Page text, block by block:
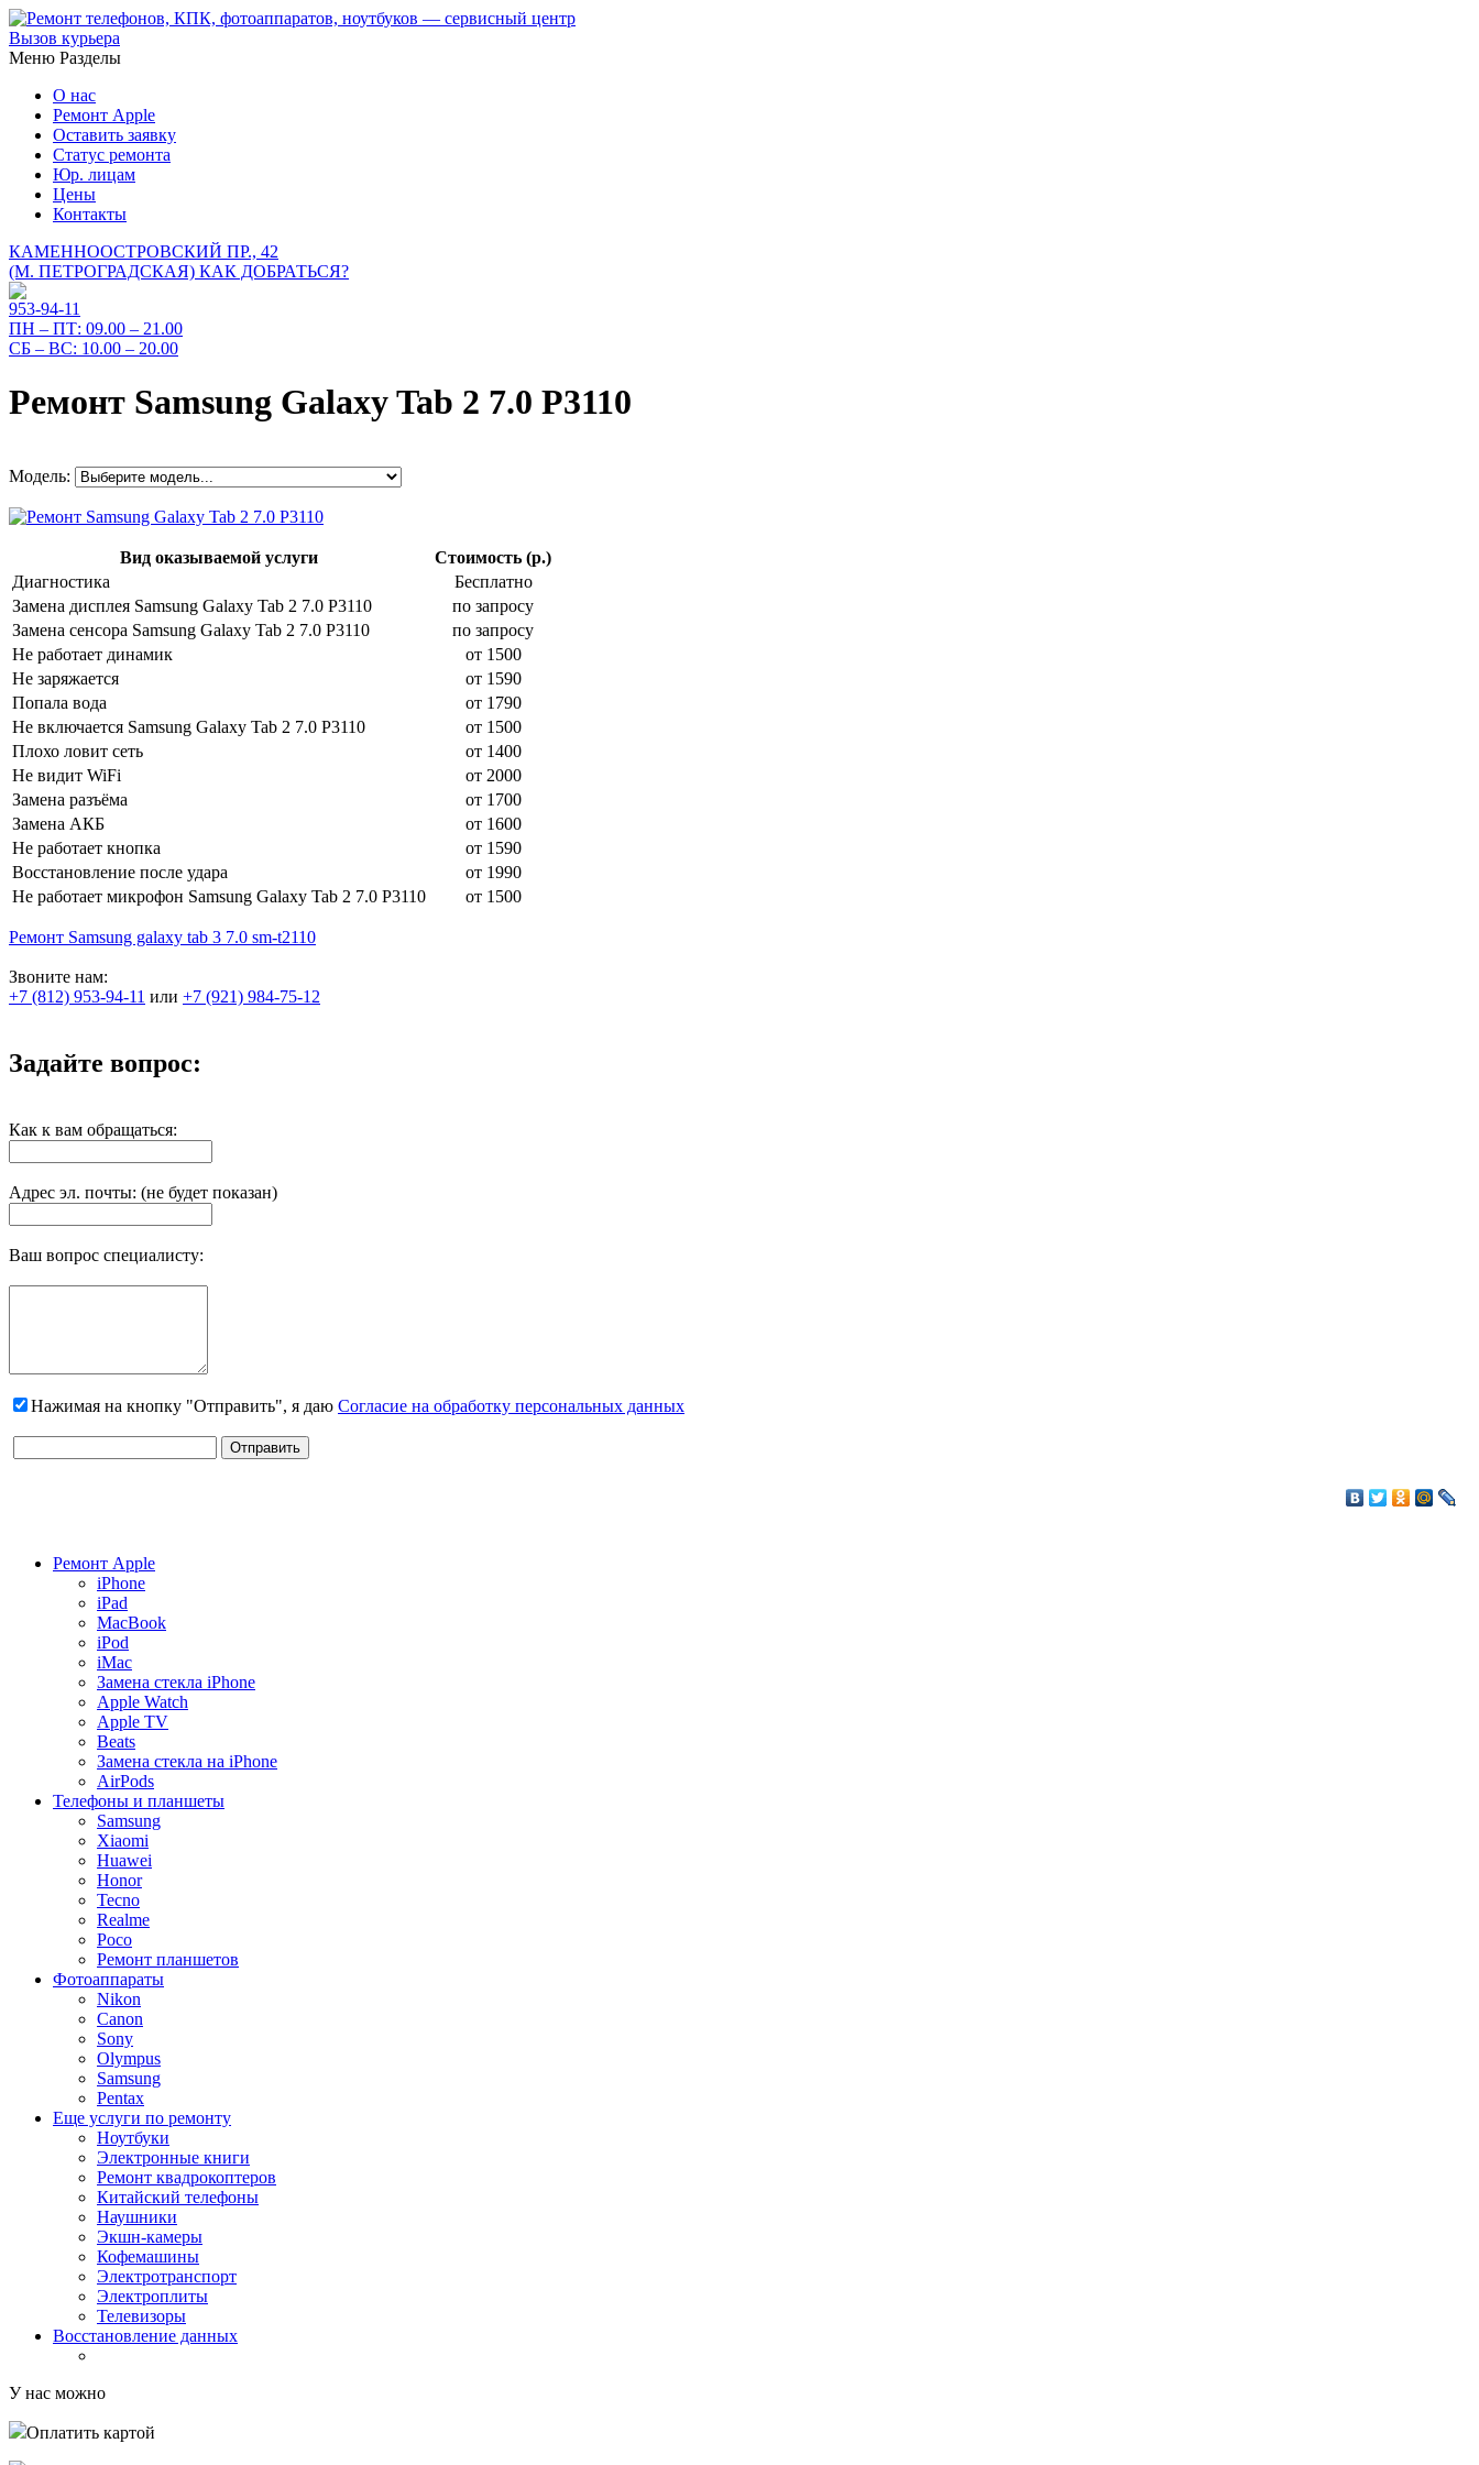
Вызов курьера
Меню Разделы
О нас
Ремонт Apple
Оставить заявку
Статус ремонта
Юр. лицам
Цены
Контакты
КАМЕННООСТРОВСКИЙ ПР., 42
(М. ПЕТРОГРАДСКАЯ) КАК ДОБРАТЬСЯ?
953-94-11
ПН – ПТ: 09.00 – 21.00
СБ – ВС: 10.00 – 20.00
Ремонт Samsung Galaxy Tab 2 7.0 P3110
Модель:
Вид оказываемой услуги
Стоимость (р.)
Диагностика
Бесплатно
Замена дисплея Samsung Galaxy Tab 2 7.0 P3110
по запросу
Замена сенсора Samsung Galaxy Tab 2 7.0 P3110
по запросу
Не работает динамик
от 1500
Не заряжается
от 1590
Попала вода
от 1790
Не включается Samsung Galaxy Tab 2 7.0 P3110
от 1500
Плохо ловит сеть
от 1400
Не видит WiFi
от 2000
Замена разъёма
от 1700
Замена АКБ
от 1600
Не работает кнопка
от 1590
Восстановление после удара
от 1990
Не работает микрофон Samsung Galaxy Tab 2 7.0 P3110
от 1500
Ремонт Samsung galaxy tab 3 7.0 sm-t2110
Звоните нам:
+7 (812) 953-94-11 или +7 (921) 984-75-12
Задайте вопрос:
Как к вам обращаться:
Адрес эл. почты: (не будет показан)
Ваш вопрос специалисту:
Нажимая на кнопку "Отправить", я даю Согласие на обработку персональных данных
Ремонт Apple
iPhone
iPad
MacBook
iPod
iMac
Замена стекла iPhone
Apple Watch
Apple TV
Beats
Замена стекла на iPhone
AirPods
Телефоны и планшеты
Samsung
Xiaomi
Huawei
Honor
Tecno
Realme
Poco
Ремонт планшетов
Фотоаппараты
Nikon
Canon
Sony
Olympus
Samsung
Pentax
Еще услуги по ремонту
Ноутбуки
Электронные книги
Ремонт квадрокоптеров
Китайский телефоны
Наушники
Экшн-камеры
Кофемашины
Электротранспорт
Электроплиты
Телевизоры
Восстановление данных
У нас можно
Оплатить картой